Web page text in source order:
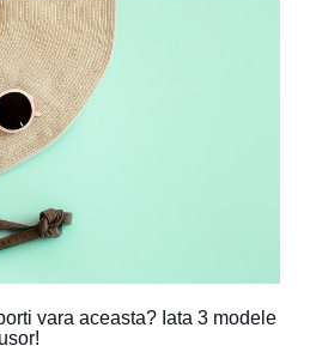
vara aceasta? Iata 3 modele